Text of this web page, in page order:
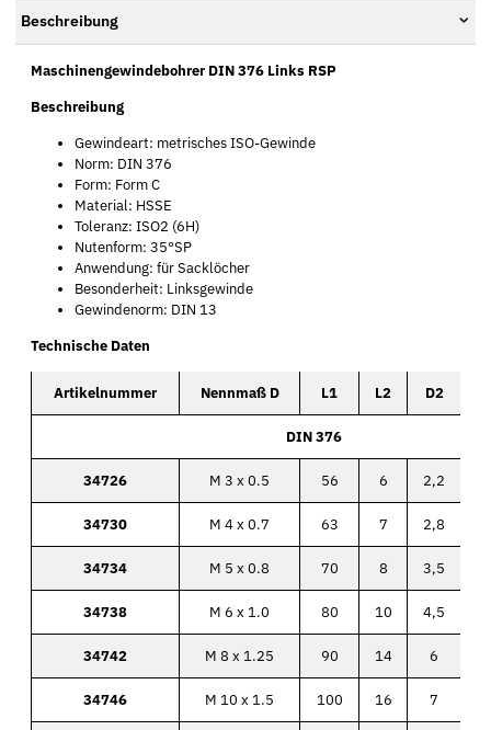
Beschreibung
Maschinengewindebohrer DIN 376 Links RSP
Beschreibung
Gewindeart: metrisches ISO-Gewinde
Norm: DIN 376
Form: Form C
Material: HSSE
Toleranz: ISO2 (6H)
Nutenform: 35°SP
Anwendung: für Sacklöcher
Besonderheit: Linksgewinde
Gewindenorm: DIN 13
Technische Daten
Artikelnummer Nennmaß D L1 L2 D2
DIN 376
34726 M 3 x 0.5 56 6 2,2
34730 M 4 x 0.7 63 7 2,8
34734 M 5 x 0.8 70 8 3,5
34738 M 6 x 1.0 80 10 4,5
34742 M 8 x 1.25 90 14 6
34746 M 10 x 1.5 100 16 7